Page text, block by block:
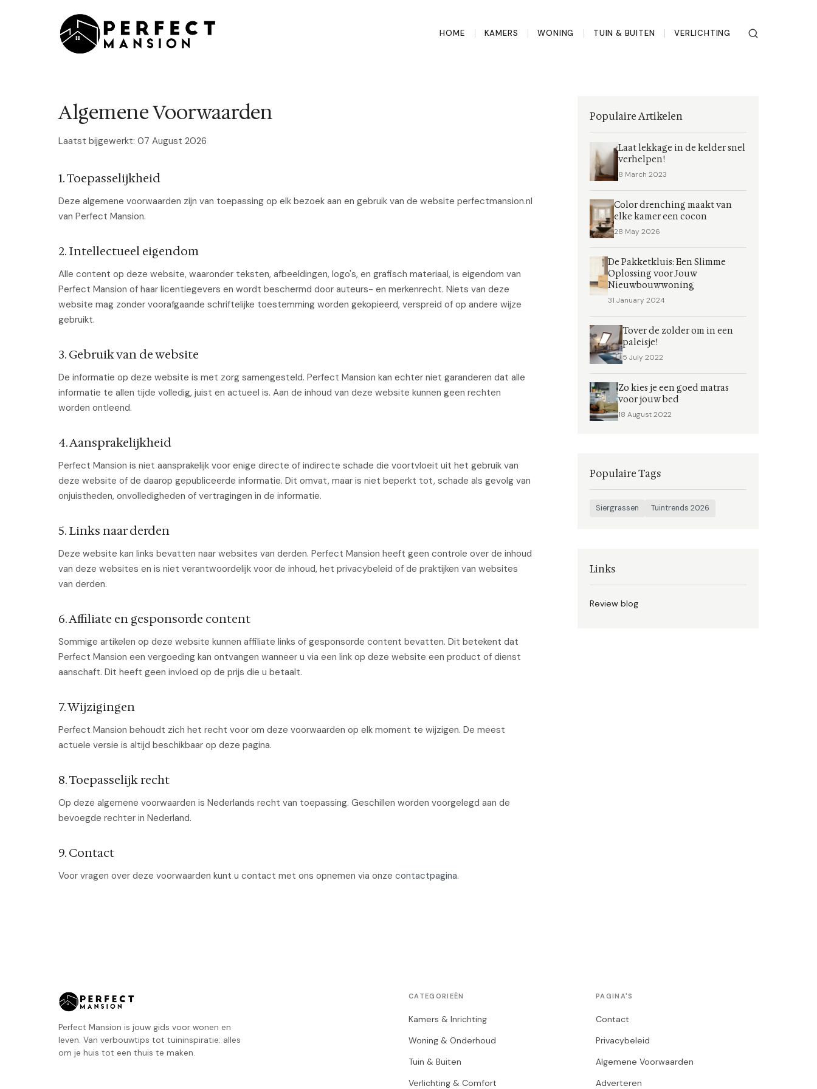
HOME KAMERS WONING TUIN & BUITEN VERLICHTING
Algemene Voorwaarden
Laatst bijgewerkt: 07 August 2026
1. Toepasselijkheid
Deze algemene voorwaarden zijn van toepassing op elk bezoek aan en gebruik van de website perfectmansion.nl
van Perfect Mansion.
2. Intellectueel eigendom
Alle content op deze website, waaronder teksten, afbeeldingen, logo's, en grafisch materiaal, is eigendom van
Perfect Mansion of haar licentiegevers en wordt beschermd door auteurs- en merkenrecht. Niets van deze
website mag zonder voorafgaande schriftelijke toestemming worden gekopieerd, verspreid of op andere wijze
gebruikt.
3. Gebruik van de website
De informatie op deze website is met zorg samengesteld. Perfect Mansion kan echter niet garanderen dat alle
informatie te allen tijde volledig, juist en actueel is. Aan de inhoud van deze website kunnen geen rechten
worden ontleend.
4. Aansprakelijkheid
Perfect Mansion is niet aansprakelijk voor enige directe of indirecte schade die voortvloeit uit het gebruik van
deze website of de daarop gepubliceerde informatie. Dit omvat, maar is niet beperkt tot, schade als gevolg van
onjuistheden, onvolledigheden of vertragingen in de informatie.
5. Links naar derden
Deze website kan links bevatten naar websites van derden. Perfect Mansion heeft geen controle over de inhoud
van deze websites en is niet verantwoordelijk voor de inhoud, het privacybeleid of de praktijken van websites
van derden.
6. Affiliate en gesponsorde content
Sommige artikelen op deze website kunnen affiliate links of gesponsorde content bevatten. Dit betekent dat
Perfect Mansion een vergoeding kan ontvangen wanneer u via een link op deze website een product of dienst
aanschaft. Dit heeft geen invloed op de prijs die u betaalt.
7. Wijzigingen
Perfect Mansion behoudt zich het recht voor om deze voorwaarden op elk moment te wijzigen. De meest
actuele versie is altijd beschikbaar op deze pagina.
8. Toepasselijk recht
Op deze algemene voorwaarden is Nederlands recht van toepassing. Geschillen worden voorgelegd aan de
bevoegde rechter in Nederland.
9. Contact
Voor vragen over deze voorwaarden kunt u contact met ons opnemen via onze contactpagina.
Populaire Artikelen
Laat lekkage in de kelder snel
verhelpen!
8 March 2023
Color drenching maakt van
elke kamer een cocon
28 May 2026
De Pakketkluis: Een Slimme
Oplossing voor Jouw
Nieuwbouwwoning
31 January 2024
Tover de zolder om in een
paleisje!
5 July 2022
Zo kies je een goed matras
voor jouw bed
18 August 2022
Populaire Tags
Siergrassen Tuintrends 2026
Links
Review blog
Perfect Mansion is jouw gids voor wonen en
leven. Van verbouwtips tot tuininspiratie: alles
om je huis tot een thuis te maken.
CATEGORIEËN
Kamers & Inrichting
Woning & Onderhoud
Tuin & Buiten
Verlichting & Comfort
PAGINA'S
Contact
Privacybeleid
Algemene Voorwaarden
Adverteren